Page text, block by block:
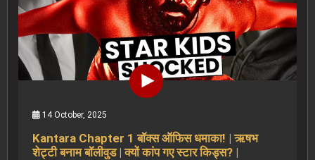
14 October, 2025
Kantara Chapter 1 बॉक्स ऑफिस धमाका! | ऋषभ
शेट्टी बनाम बॉलीवुड | क्यों कांप गए स्टार किड्स? |